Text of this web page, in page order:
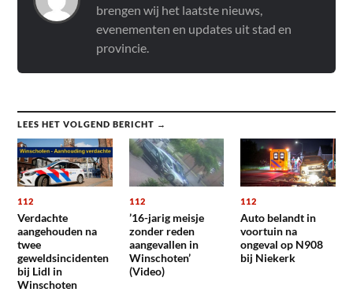
brengen wij het laatste nieuws,
evenementen en updates uit stad en
provincie.
LEES HET VOLGEND BERICHT →
112
Verdachte
aangehouden na
twee
geweldsincidenten
bij Lidl in
Winschoten
112
’16-jarig meisje
zonder reden
aangevallen in
Winschoten’
(Video)
112
Auto belandt in
voortuin na
ongeval op N908
bij Niekerk